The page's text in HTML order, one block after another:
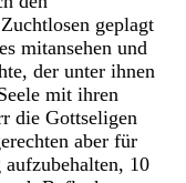
Zuchtlosen geplagt
es mitansehen und
, der unter ihnen
mit ihren
die Gottseligen
aber für
aufzubehalten, 10